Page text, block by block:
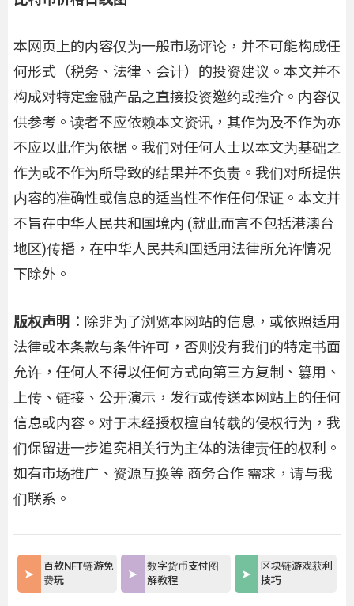
本网页上的内容仅为一般市场评论，并不可能构成任
何形式（税务、法律、会计）的投资建议。本文并不
构成对特定金融产品之直接投资邀约或推介。内容仅
供参考。读者不应依赖本文资讯，其作为及不作为亦
不应以此作为依据。我们对任何人士以本文为基础之
作为或不作为所导致的结果并不负责。我们对所提供
内容的准确性或信息的适当性不作任何保证。本文并
不旨在中华人民共和国境内 (就此而言不包括港澳台
地区)传播，在中华人民共和国适用法律所允许情况
下除外。
版权声明 ：除非为了浏览本网站的信息，或依照适用
法律或本条款与条件许可，否则没有我们的特定书面
允许，任何人不得以任何方式向第三方复制、篡用、
上传、链接、公开演示，发行或传送本网站上的任何
信息或内容。对于未经授权擅自转载的侵权行为，我
们保留进一步追究相关行为主体的法律责任的权利。
如有市场推广、资源互换等 商务合作 需求，请与我
们联系。
百款NFT链游免
费玩
数字货币支付图
解教程
区块链游戏获利
技巧